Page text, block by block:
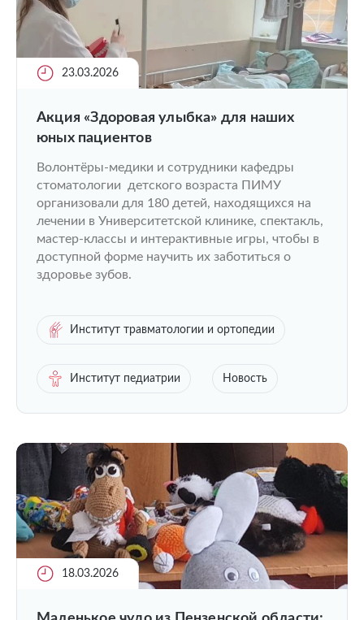
23.03.2026
Акция «Здоровая улыбка» для наших
юных пациентов
Волонтёры-медики и сотрудники кафедры
стоматологии детского возраста ПИМУ
организовали для 180 детей, находящихся на
лечении в Университетской клинике, спектакль,
мастер-классы и интерактивные игры, чтобы в
доступной форме научить их заботиться о
здоровье зубов.
Институт травматологии и ортопедии
Институт педиатрии Новость
18.03.2026